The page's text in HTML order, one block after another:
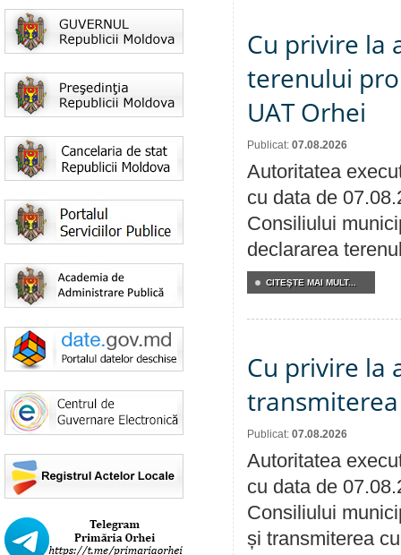
Cu privire la
terenului
UAT Orhei
Publicat: 07.08.2026
Autoritatea
cu data de
Consiliului
declararea
CITEŞTE MAI MULT...
Cu privire la
Publicat: 07.08.2026
Autoritatea
cu data de
Consiliului
și transmiterea